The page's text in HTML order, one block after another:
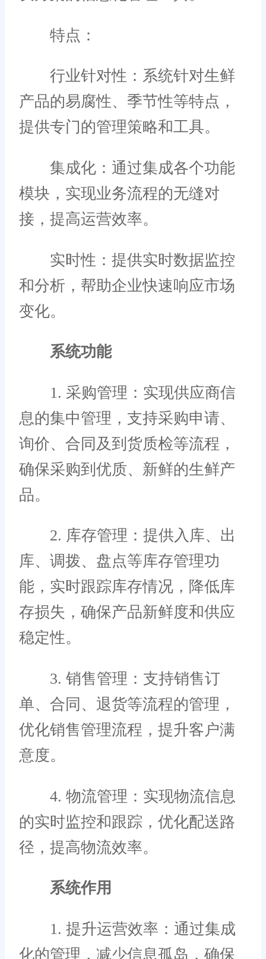
特点：
行业针对性：系统针对生鲜
产品的易腐性、季节性等特点，
提供专门的管理策略和工具。
集成化：通过集成各个功能
模块，实现业务流程的无缝对
接，提高运营效率。
实时性：提供实时数据监控
和分析，帮助企业快速响应市场
变化。
系统功能
1. 采购管理：实现供应商信
息的集中管理，支持采购申请、
询价、合同及到货质检等流程，
确保采购到优质、新鲜的生鲜产
品。
2. 库存管理：提供入库、出
库、调拨、盘点等库存管理功
能，实时跟踪库存情况，降低库
存损失，确保产品新鲜度和供应
稳定性。
3. 销售管理：支持销售订
单、合同、退货等流程的管理，
优化销售管理流程，提升客户满
意度。
4. 物流管理：实现物流信息
的实时监控和跟踪，优化配送路
径，提高物流效率。
系统作用
1. 提升运营效率：通过集成
化的管理，减少信息孤岛，确保